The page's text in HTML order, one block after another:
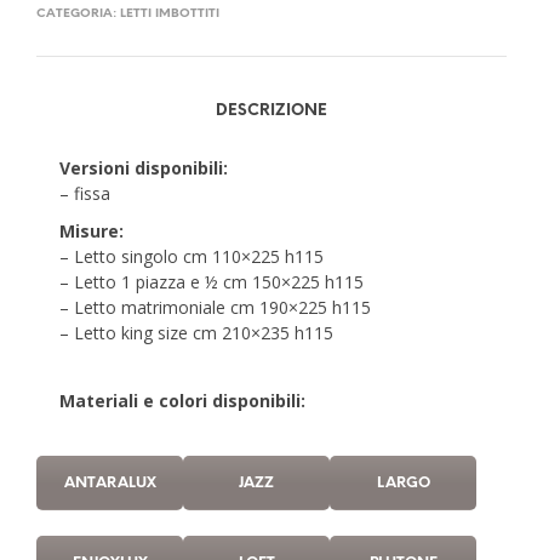
CATEGORIA: LETTI IMBOTTITI
DESCRIZIONE
Versioni disponibili:
– fissa
Misure:
– Letto singolo cm 110×225 h115
– Letto 1 piazza e ½ cm 150×225 h115
– Letto matrimoniale cm 190×225 h115
– Letto king size cm 210×235 h115
Materiali e colori disponibili:
ANTARALUX JAZZ LARGO